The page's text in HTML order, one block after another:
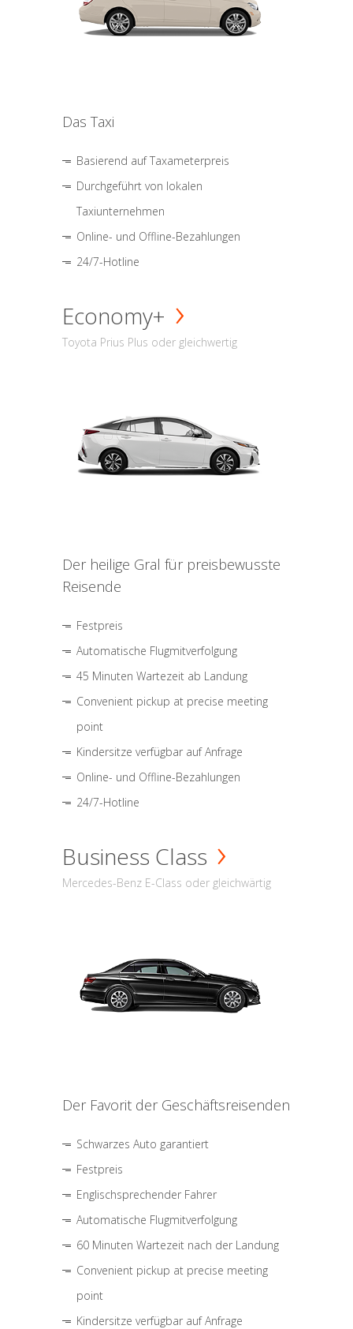
Das Taxi
Basierend auf Taxameterpreis
Durchgeführt von lokalen
Taxiunternehmen
Online- und Offline-Bezahlungen
24/7-Hotline
Economy+
Toyota Prius Plus oder gleichwertig
Der heilige Gral für preisbewusste
Reisende
Festpreis
Automatische Flugmitverfolgung
45 Minuten Wartezeit ab Landung
Convenient pickup at precise meeting
point
Kindersitze verfügbar auf Anfrage
Online- und Offline-Bezahlungen
24/7-Hotline
Business Class
Mercedes-Benz E-Class oder gleichwärtig
Der Favorit der Geschäftsreisenden
Schwarzes Auto garantiert
Festpreis
Englischsprechender Fahrer
Automatische Flugmitverfolgung
60 Minuten Wartezeit nach der Landung
Convenient pickup at precise meeting
point
Kindersitze verfügbar auf Anfrage